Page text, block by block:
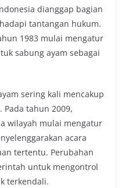
dianggap bagian
tantangan hukum.
1983 mulai mengatur
sabung ayam sebagai
sering kali mencakup
tahun 2009,
wilayah mulai mengatur
acara
tertentu. Perubahan
untuk mengontrol
terkendali.